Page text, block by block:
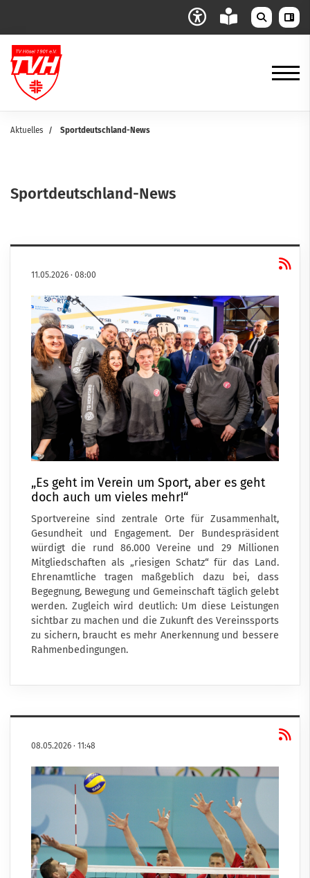
Aktuelles Sportdeutschland-News
Sportdeutschland-News
11.05.2026 · 08:00
„Es geht im Verein um Sport, aber es geht
doch auch um vieles mehr!“
Sportvereine sind zentrale Orte für Zusammenhalt,
Gesundheit und Engagement. Der Bundespräsident
würdigt die rund 86.000 Vereine und 29 Millionen
Mitgliedschaften als „riesigen Schatz“ für das Land.
Ehrenamtliche tragen maßgeblich dazu bei, dass
Begegnung, Bewegung und Gemeinschaft täglich gelebt
werden. Zugleich wird deutlich: Um diese Leistungen
sichtbar zu machen und die Zukunft des Vereinssports
zu sichern, braucht es mehr Anerkennung und bessere
Rahmenbedingungen.
08.05.2026 · 11:48